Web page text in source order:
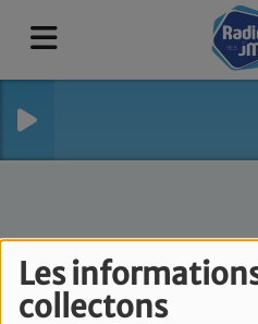
Les
collectons